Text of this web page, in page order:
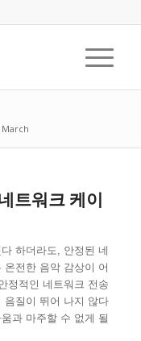
March
트워크 케이
하더라도, 안정된 네
전한 음악 감상이 어
정적인 네트워크 전송
음질이 뛰어 나지 않다
과 마주할 수 없게 될